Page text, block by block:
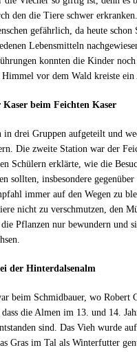
den die Tiere schwer
gefährlich, da heute schon
Lebensmitteln
konnten die Kinder
Himmel vor dem Wald kreiste ein
beim Feichten Kaser
in drei Gruppen aufgeteilt und
Die zweite Station war der
Schülern erklärte, wie die
sollten, insbesondere gegenüber
immer auf den Wegen zu
nicht zu verschmutzen, den
Pflanzen nur bewundern und
der Hinterdalsenalm
beim Schmidbauer, wo Robert
die Almen im 13. und 14.
sind. Das Vieh wurde
Gras im Tal als Winterfutter